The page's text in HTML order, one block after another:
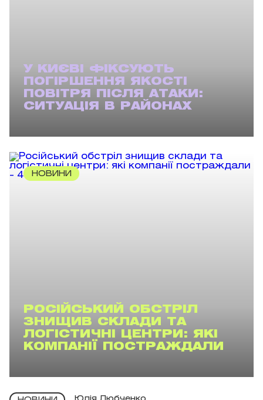
У КИЄВІ ФІКСУЮТЬ
ПОГІРШЕННЯ ЯКОСТІ
ПОВІТРЯ ПІСЛЯ АТАКИ:
СИТУАЦІЯ В РАЙОНАХ
НОВИНИ
РОСІЙСЬКИЙ ОБСТРІЛ
ЗНИЩИВ СКЛАДИ ТА
ЛОГІСТИЧНІ ЦЕНТРИ: ЯКІ
КОМПАНІЇ ПОСТРАЖДАЛИ